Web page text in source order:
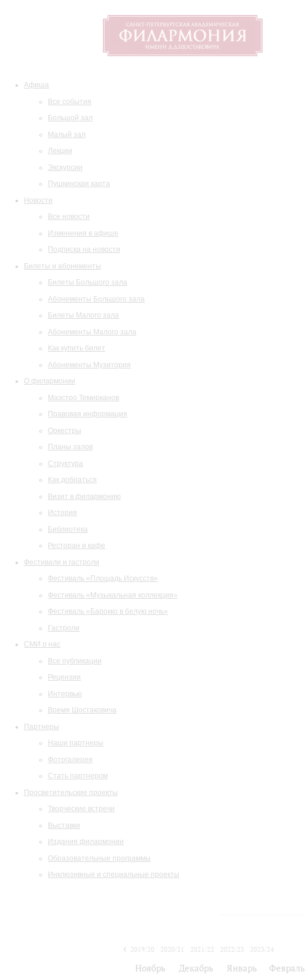
Афиша
Все события
Большой зал
Малый зал
Лекции
Экскурсии
Пушкинская карта
Новости
Все новости
Изменения в афише
Подписка на новости
Билеты и абонементы
Билеты Большого зала
Абонементы Большого зала
Билеты Малого зала
Абонементы Малого зала
Как купить билет
Абонементы Музитория
О филармонии
Маэстро Темирканов
Правовая информация
Оркестры
Планы залов
Структура
Как добраться
Визит в филармонию
История
Библиотека
Ресторан и кафе
Фестивали и гастроли
Фестиваль «Площадь Искусств»
Фестиваль «Музыкальная коллекция»
Фестиваль «Барокко в белую ночь»
Гастроли
СМИ о нас
Все публикации
Рецензии
Интервью
Время Шостаковича
Партнеры
Наши партнеры
Фотогалерея
Стать партнером
Просветительские проекты
Творческие встречи
Выставки
Издания филармонии
Образовательные программы
Инклюзивные и специальные проекты
2019/20 2020/21 2021/22 2022/23
2023/24
Ноябрь Декабрь Январь Февраль